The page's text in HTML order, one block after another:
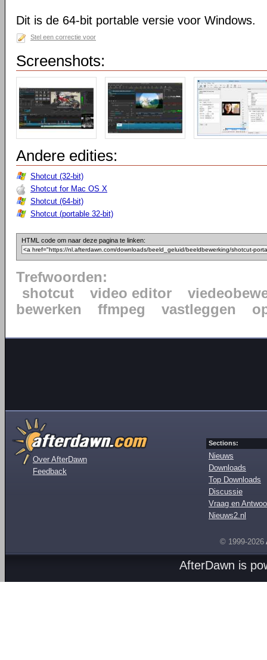
Dit is de 64-bit portable versie voor Windows.
Stel een correctie voor
Screenshots:
Andere edities:
Shotcut (32-bit)
Shotcut for Mac OS X
Shotcut (64-bit)
Shotcut (portable 32-bit)
HTML code om naar deze pagina te linken:
Trefwoorden:
shotcut
video editor
bewerken
ffmpeg vastleggen
Over AfterDawn
Feedback
Sections:
Nieuws
Downloads
Top Downloads
Discussie
Vraag en
Nieuws2.nl
© 1999-2026
AfterDawn is